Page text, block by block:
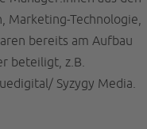
Marketing-Technologie,
bereits am Aufbau
beteiligt, z.B.
Syzygy Media.